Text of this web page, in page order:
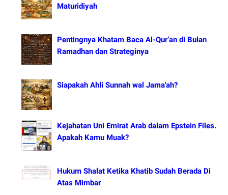
Maturidiyah
Pentingnya Khatam Baca Al-Qur’an di Bulan
Ramadhan dan Strateginya
Siapakah Ahli Sunnah wal Jama'ah?
Kejahatan Uni Emirat Arab dalam Epstein Files.
Apakah Kamu Muak?
Hukum Shalat Ketika Khatib Sudah Berada Di
Atas Mimbar